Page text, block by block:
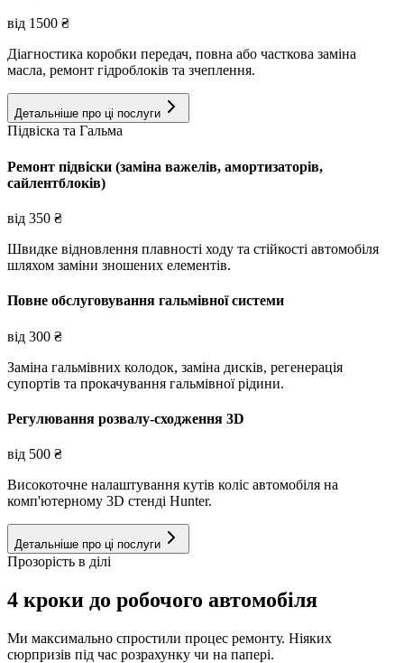
від 1500 ₴
Діагностика коробки передач, повна або часткова заміна
масла, ремонт гідроблоків та зчеплення.
Детальніше про ці послуги
Підвіска та Гальма
Ремонт підвіски (заміна важелів, амортизаторів,
сайлентблоків)
від 350 ₴
Швидке відновлення плавності ходу та стійкості автомобіля
шляхом заміни зношених елементів.
Повне обслуговування гальмівної системи
від 300 ₴
Заміна гальмівних колодок, заміна дисків, регенерація
супортів та прокачування гальмівної рідини.
Регулювання розвалу-сходження 3D
від 500 ₴
Високоточне налаштування кутів коліс автомобіля на
комп'ютерному 3D стенді Hunter.
Детальніше про ці послуги
Прозорість в ділі
4 кроки до робочого автомобіля
Ми максимально спростили процес ремонту. Ніяких
сюрпризів під час розрахунку чи на папері.